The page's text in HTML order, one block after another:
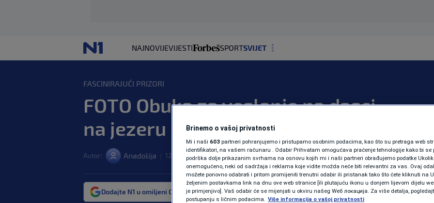
NAJNOVIJEVIJESTI SPORTSVIJET
SHOWBIZ
PODCAST
N1 SPECIJAL
FASCINIRAJUĆI PRIZORI
FOTO Obuka za veslanje na dasci
na jezeru Mogan
Autor: Anadolija 12. maj. 2025. 11:51 | SVIJET | 0 komentara
Dodajte N1 u omiljeni Google izvor Više
Brinemo o vašoj privatnosti
Mi i naši 603 partneri pohranjujemo i pristupamo osobnim podacima, kao što su pretraga web
identifikatori, na vašem računaru . Odabir Prihvatam omogućava praćenje tehnologije kako bi se
podrška dolje prikazanim svrhama na osnovu kojih mi i naši partneri obrađujemo podatke
onemogućeno, neki od sadržaja i reklama koje vidite možda neće biti relevantni za vas. Ovaj
možete ponovno odabrati i pritom promijeniti trenutni odabir ili pristanak tako što ćete kliknuti na
željenim postavkama link na dnu ove web stranice [ili plutajuću ikonu u donjem lijevom dijelu
je primjenjivo]. Vaš odabir će se mijenjati u okviru našeg Wеб локација. Za više detalja,
postupanju s ličnim podacima. Više informacija o vašoj privatnosti